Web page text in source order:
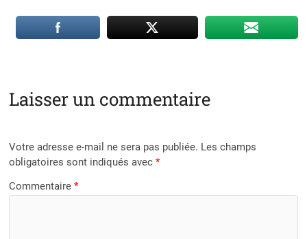
Laisser un commentaire
Votre adresse e-mail ne sera pas publiée. Les champs
obligatoires sont indiqués avec*
Commentaire*